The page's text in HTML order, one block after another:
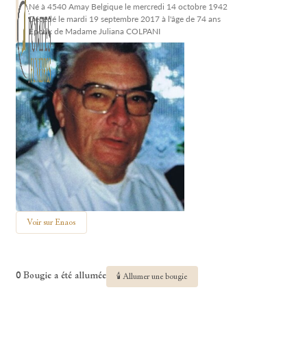
Né à 4540 Amay Belgique le mercredi 14 octobre 1942
Décédé le mardi 19 septembre 2017 à l'âge de 74 ans
Époux de Madame Juliana COLPANI
Voir sur Enaos
0 Bougie a été allumée 🕯 Allumer une bougie